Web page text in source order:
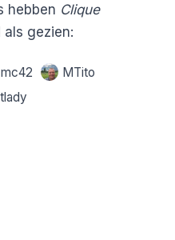
hebben Clique
als gezien:
mc42 MTito